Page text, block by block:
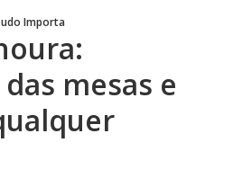
Importa
mesas e